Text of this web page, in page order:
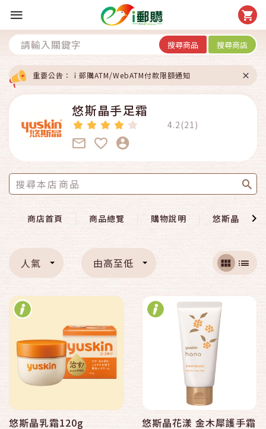
搜尋商品 搜尋商店
重要公告：ｉ郵購ATM/WebATM付款限額通知
悠斯晶手足霜
4.2(21)
商店首頁 商品總覽 購物說明 悠斯晶官網
人氣 由高至低
悠斯晶乳霜120g
悠斯晶花漾 金木犀護手霜